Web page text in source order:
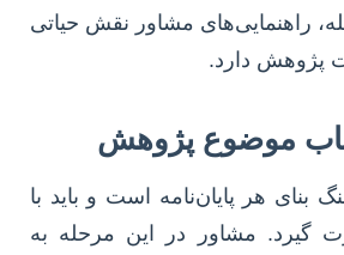
راهنمایی‌های مشاور نقش حیاتی
پژوهش دارد.
موضوع پژوهش
بنای هر پایان‌نامه است و باید با
گیرد. مشاور در این مرحله به